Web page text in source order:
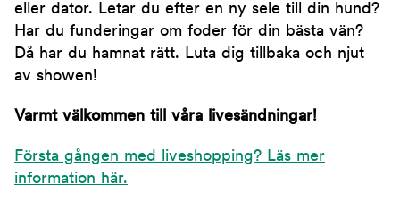
eller dator. Letar du efter en ny sele till din hund?
Har du funderingar om foder för din bästa vän?
Då har du hamnat rätt. Luta dig tillbaka och njut
av showen!
Varmt välkommen till våra livesändningar!
Första gången med liveshopping? Läs mer
information här.